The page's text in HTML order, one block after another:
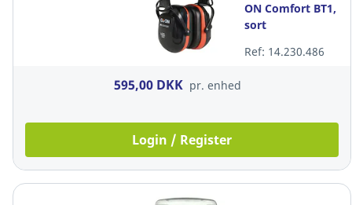
ON Comfort BT1,
sort
Ref: 14.230.486
595,00 DKK pr. enhed
Login / Register